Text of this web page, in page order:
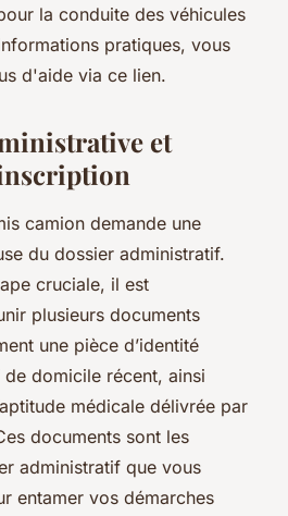
la conduite des véhicules
pratiques, vous
d'aide via ce lien.
et
camion demande une
du dossier administratif.
cruciale, il est
plusieurs documents
une pièce d’identité
domicile récent, ainsi
médicale délivrée par
documents sont les
administratif que vous
entamer vos démarches